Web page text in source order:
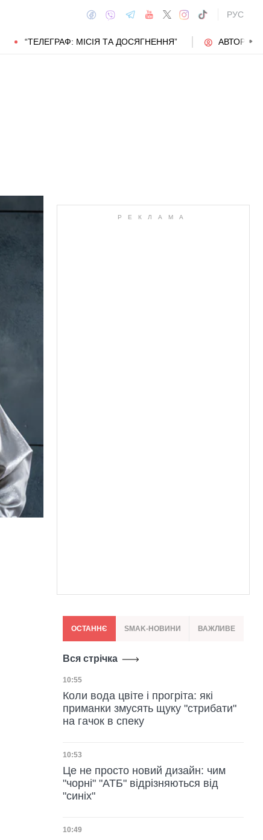
РУС
“ТЕЛЕГРАФ: МІСІЯ ТА ДОСЯГНЕННЯ” АВТОРИ
ОСТАННЄ SMAK-НОВИНИ ВАЖЛИВЕ
Вся стрічка
Дата публікації
10:55
Коли вода цвіте і прогріта: які
приманки змусять щуку "стрибати"
на гачок в спеку
Дата публікації
10:53
Це не просто новий дизайн: чим
"чорні" "АТБ" відрізняються від
"синіх"
Дата публікації
10:49